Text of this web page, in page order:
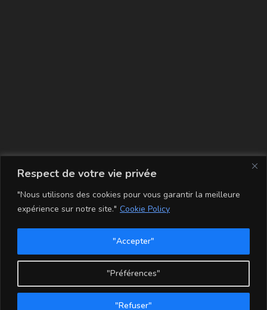
Respect de votre vie privée
"Nous utilisons des cookies pour vous garantir la meilleure
expérience sur notre site." Cookie Policy
"Préférences"
"Refuser"
"Accepter"
La carte
Conditions Générales de Vente Mentions légales
Mon compte
Politique de Confidentialité et Cookie
Copyright - WordPress Theme by OceanWP